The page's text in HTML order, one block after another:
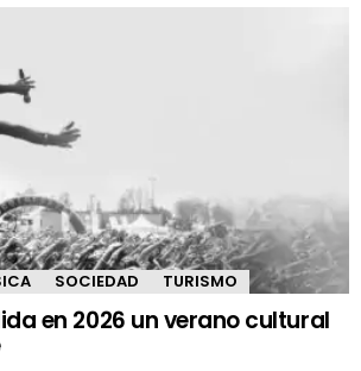
SOCIEDAD TURISMO
en 2026 un verano cultural